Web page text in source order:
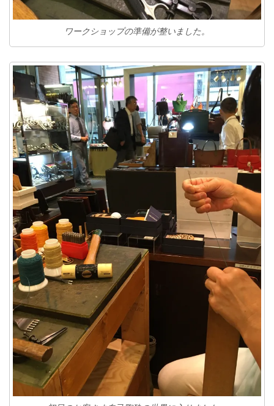
ワークショップの準備が整いました。